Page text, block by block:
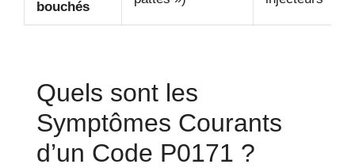
bouchés
Quels sont les
Symptômes Courants
d’un Code P0171 ?